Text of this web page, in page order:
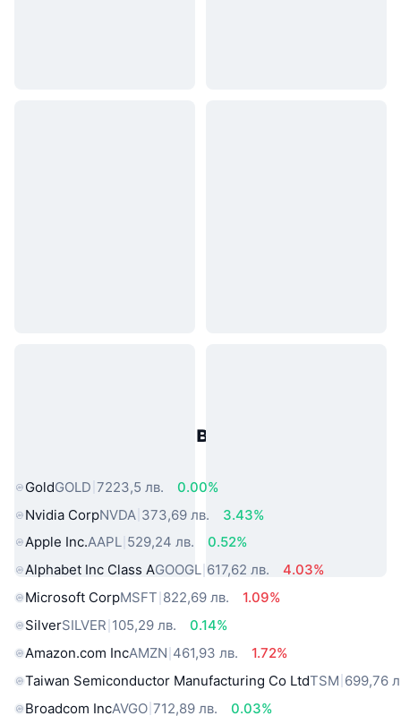
Популярни активи от реалния
GoldGOLD 7223,5 лв.
0.00%
Nvidia CorpNVDA 373,69 лв.
3.43%
Apple Inc.AAPL 529,24 лв.
0.52%
Alphabet Inc Class AGOOGL 617,62 лв.
4.03%
Microsoft CorpMSFT 822,69 лв.
1.09%
SilverSILVER 105,29 лв.
0.14%
Amazon.com IncAMZN 461,93 лв.
1.72%
Taiwan Semiconductor Manufacturing Co LtdTSM 699,76
Broadcom IncAVGO 712,89 лв.
0.03%